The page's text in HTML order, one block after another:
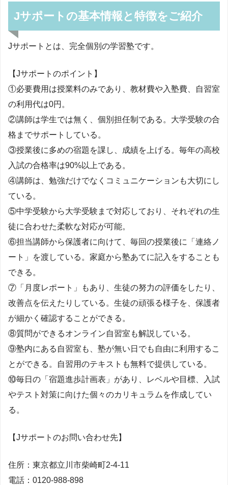
Jサポートの基本情報と特徴をご紹介
Jサポートとは、完全個別の学習塾です。
【Jサポートのポイント】
①必要費用は授業料のみであり、教材費や入塾費、自習室
の利用代は0円。
②講師は学生では無く、個別担任制である。大学受験の合
格までサポートしている。
③授業後に多めの宿題を課し、成績を上げる。毎年の高校
入試の合格率は90%以上である。
④講師は、勉強だけでなくコミュニケーションも大切にし
ている。
⑤中学受験から大学受験まで対応しており、それぞれの生
徒に合わせた柔軟な対応が可能。
⑥担当講師から保護者に向けて、毎回の授業後に「連絡ノ
ート」を渡している。家庭から塾あてに記入をすることも
できる。
⑦「月度レポート」もあり、生徒の努力の評価をしたり、
改善点を伝えたりしている。生徒の頑張る様子を、保護者
が細かく確認することができる。
⑧質問ができるオンライン自習室も解説している。
⑨塾内にある自習室も、塾が無い日でも自由に利用するこ
とができる。自習用のテキストも無料で提供している。
⑩毎日の「宿題進歩計画表」があり、レベルや目標、入試
やテスト対策に向けた個々のカリキュラムを作成してい
る。
【Jサポートのお問い合わせ先】
住所：東京都立川市柴崎町2-4-11
電話：0120-988-898